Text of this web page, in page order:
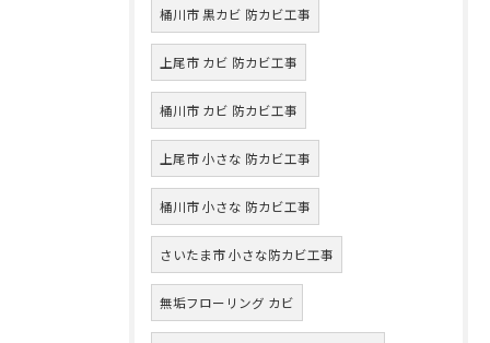
桶川市 黒カビ 防カビ工事
上尾市 カビ 防カビ工事
桶川市 カビ 防カビ工事
上尾市 小さな 防カビ工事
桶川市 小さな 防カビ工事
さいたま市 小さな防カビ工事
無垢フローリング カビ